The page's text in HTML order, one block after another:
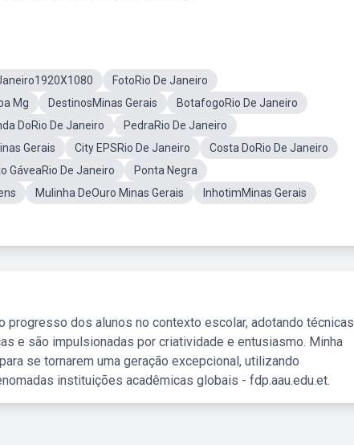
FotoRio De Janeiro
Mg DestinosMinas Gerais
BotafogoRio De Janeiro
DoRio De Janeiro
PedraRio De Janeiro
Gerais City EPSRio De Janeiro
Costa DoRio De Janeiro
GáveaRio De Janeiro
Ponta Negra
Mulinha DeOuro Minas Gerais
InhotimMinas Gerais
progresso dos alunos no contexto escolar, adotando técnicas
e são impulsionadas por criatividade e entusiasmo. Minha
se tornarem uma geração excepcional, utilizando
instituições acadêmicas globais - fdp.aau.edu.et.